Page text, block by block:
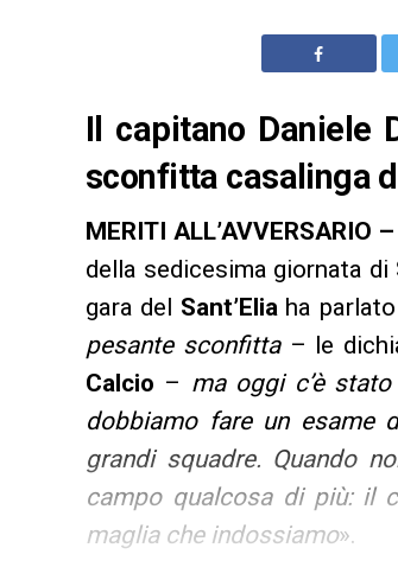
Il capitano Daniele
sconfitta casalinga
MERITI ALL’AVVERSARIO –
della sedicesima giornata
gara del Sant’Elia ha
pesante sconfitta– le
Calcio – ma oggi c’è
dobbiamo fare un esame
grandi squadre. Quando
campo qualcosa di più: il
maglia che indossiamo».